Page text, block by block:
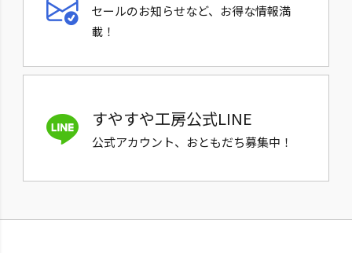
セールのお知らせなど、お得な情報満
載！
すやすや工房公式LINE
公式アカウント、おともだち募集中！